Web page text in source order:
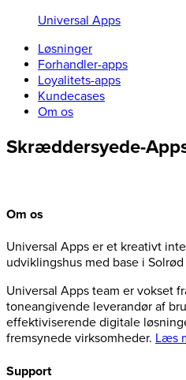
Universal Apps
Løsninger
Forhandler-apps
Loyalitets-apps
Kundecases
Om os
Skræddersyede-
Om os
Universal Apps er et kreativt
udviklingshus med base i Solrød
Universal Apps team er vokset
toneangivende leverandør af
effektiviserende digitale
fremsynede virksomheder. Læs
Support